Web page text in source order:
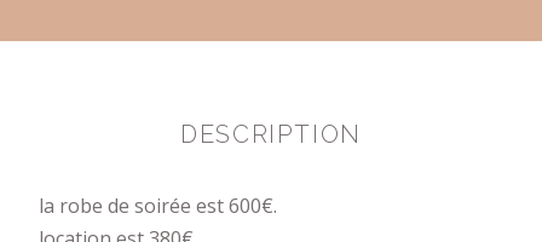
DESCRIPTION
la robe de soirée est 600€.